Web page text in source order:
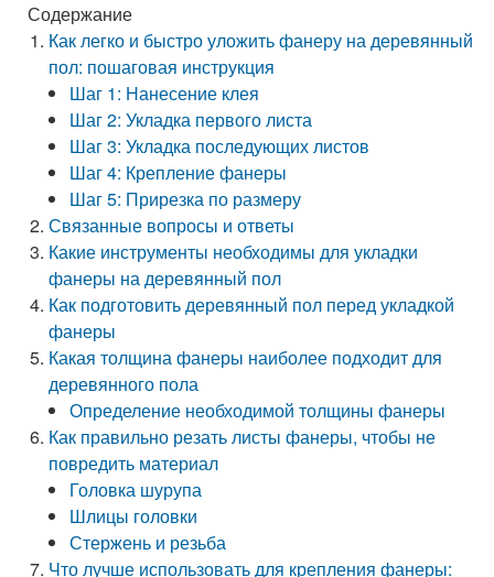
Содержание
Как легко и быстро уложить фанеру на деревянный
пол: пошаговая инструкция
Шаг 1: Нанесение клея
Шаг 2: Укладка первого листа
Шаг 3: Укладка последующих листов
Шаг 4: Крепление фанеры
Шаг 5: Прирезка по размеру
Связанные вопросы и ответы
Какие инструменты необходимы для укладки
фанеры на деревянный пол
Как подготовить деревянный пол перед укладкой
фанеры
Какая толщина фанеры наиболее подходит для
деревянного пола
Определение необходимой толщины фанеры
Как правильно резать листы фанеры, чтобы не
повредить материал
Головка шурупа
Шлицы головки
Стержень и резьба
Что лучше использовать для крепления фанеры: